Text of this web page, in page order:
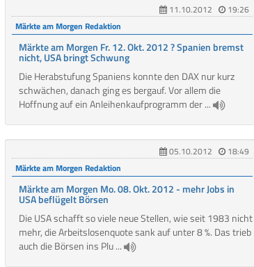
11.10.2012
19:26
Märkte am Morgen Redaktion
Märkte am Morgen Fr. 12. Okt. 2012 ? Spanien bremst
nicht, USA bringt Schwung
Die Herabstufung Spaniens konnte den DAX nur kurz
schwächen, danach ging es bergauf. Vor allem die
Hoffnung auf ein Anleihenkaufprogramm der ...
05.10.2012
18:49
Märkte am Morgen Redaktion
Märkte am Morgen Mo. 08. Okt. 2012 - mehr Jobs in
USA beflügelt Börsen
Die USA schafft so viele neue Stellen, wie seit 1983 nicht
mehr, die Arbeitslosenquote sank auf unter 8 %. Das trieb
auch die Börsen ins Plu ...